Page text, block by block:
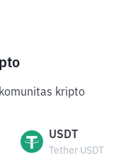
kripto
USDT
Tether USDT